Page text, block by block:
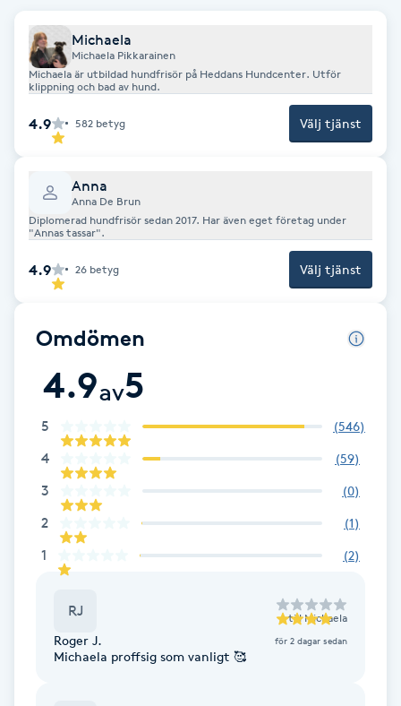
Dermapen
Diamantslipning
Enzympeeling
Extensions
Eyeliner-tatuering
Face framing
Faceliftmassage
Fet hårbotten
Fettreducering
Fibromassage
Michaela
Michaela Pikkarainen
Michaela är utbildad hundfrisör på Heddans Hundcenter. Utför
klippning och bad av hund.
4.9 582 betyg Välj tjänst
Anna
Anna De Brun
Diplomerad hundfrisör sedan 2017. Har även eget företag under
"Annas tassar".
4.9 26 betyg Välj tjänst
Omdömen
4.9av5
5 (546)
4 (59)
3 (0)
2 (1)
1 (2)
RJ till Michaela
Roger J. för 2 dagar sedan
Michaela proffsig som vanligt 🥰